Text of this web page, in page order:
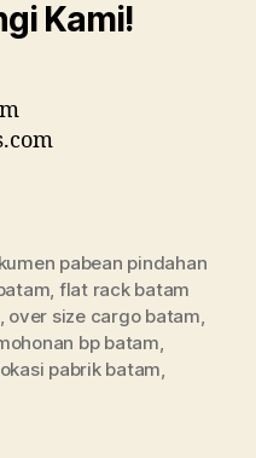
Kami!
pabean pindahan
flat rack batam
over size cargo batam
bp batam
pabrik batam